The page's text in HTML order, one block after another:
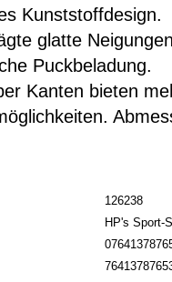
Kunststoffdesign.
glatte
Puckbeladung.
Kanten bieten
126238
HP's Sport-